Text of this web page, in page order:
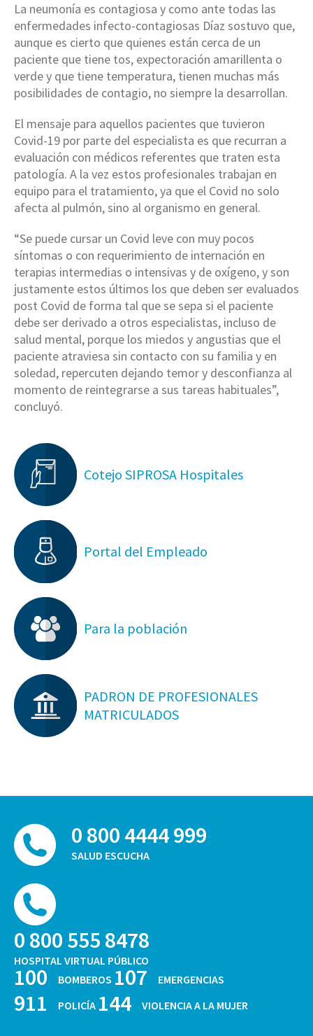
La neumonía es contagiosa y como ante todas las
enfermedades infecto-contagiosas Díaz sostuvo que,
aunque es cierto que quienes están cerca de un
paciente que tiene tos, expectoración amarillenta o
verde y que tiene temperatura, tienen muchas más
posibilidades de contagio, no siempre la desarrollan.
El mensaje para aquellos pacientes que tuvieron
Covid-19 por parte del especialista es que recurran a
evaluación con médicos referentes que traten esta
patología. A la vez estos profesionales trabajan en
equipo para el tratamiento, ya que el Covid no solo
afecta al pulmón, sino al organismo en general.
“Se puede cursar un Covid leve con muy pocos
síntomas o con requerimiento de internación en
terapias intermedias o intensivas y de oxígeno, y son
justamente estos últimos los que deben ser evaluados
post Covid de forma tal que se sepa si el paciente
debe ser derivado a otros especialistas, incluso de
salud mental, porque los miedos y angustias que el
paciente atraviesa sin contacto con su familia y en
soledad, repercuten dejando temor y desconfianza al
momento de reintegrarse a sus tareas habituales”,
concluyó.
Cotejo SIPROSA Hospitales
Portal del Empleado
Para la población
PADRON DE PROFESIONALES
MATRICULADOS
0 800 4444 999
SALUD ESCUCHA
0 800 555 8478
HOSPITAL VIRTUAL PÚBLICO
100 BOMBEROS 107 EMERGENCIAS
911 POLICÍA 144 VIOLENCIA A LA MUJER